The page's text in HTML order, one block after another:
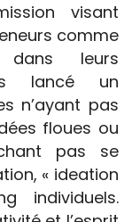
visant
comme
dans leurs
lancé un
n’ayant pas
floues ou
pas se
« ideation
individuels.